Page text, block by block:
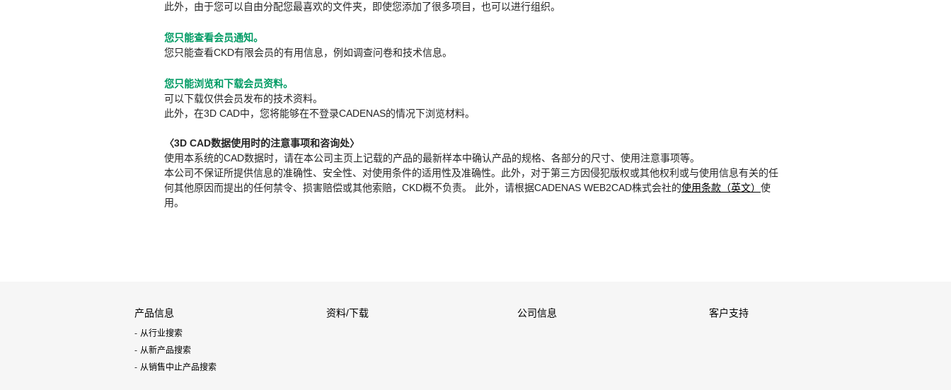
此外，由于您可以自由分配您最喜欢的文件夹，即使您添加了很多项目，也可以进行组织。
您只能查看会员通知。
您只能查看CKD有限会员的有用信息，例如调查问卷和技术信息。
您只能浏览和下载会员资料。
可以下载仅供会员发布的技术资料。
此外，在3D CAD中，您将能够在不登录CADENAS的情况下浏览材料。
〈3D CAD数据使用时的注意事项和咨询处〉
使用本系统的CAD数据时，请在本公司主页上记载的产品的最新样本中确认产品的规格、各部分的尺寸、使用注意事项等。
本公司不保证所提供信息的准确性、安全性、对使用条件的适用性及准确性。此外，对于第三方因侵犯版权或其他权利或与使用信息有关的任
何其他原因而提出的任何禁令、损害赔偿或其他索赔，CKD概不负责。 此外，请根据CADENAS WEB2CAD株式会社的使用条款（英文） 使
用。
产品信息
从行业搜索
从新产品搜索
从销售中止产品搜索
资料/下载 公司信息 客户支持